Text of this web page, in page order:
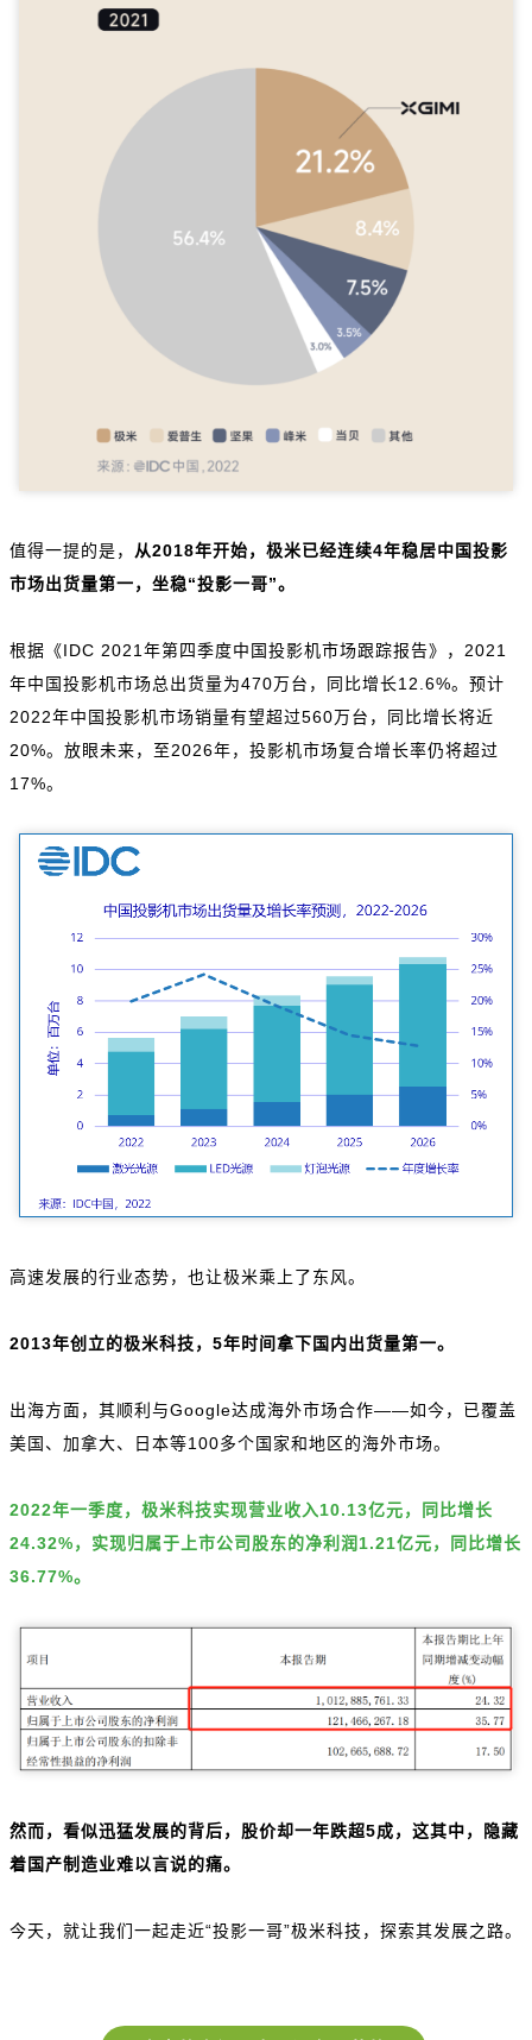
值得一提的是， 从2018年开始，极米已经连续4年稳居中国投影
市场出货量第一，坐稳“投影一哥”。
根据《IDC 2021年第四季度中国投影机市场跟踪报告》，2021
年中国投影机市场总出货量为470万台，同比增长12.6%。预计
2022年中国投影机市场销量有望超过560万台，同比增长将近
20%。放眼未来，至2026年，投影机市场复合增长率仍将超过
17%。
高速发展的行业态势，也让极米乘上了东风。
2013年创立的极米科技，5年时间拿下国内出货量第一。
出海方面，其顺利与Google达成海外市场合作——如今，已覆盖
美国、加拿大、日本等100多个国家和地区的海外市场。
2022年一季度，极米科技实现营业收入10.13亿元，同比增长
24.32%，实现归属于上市公司股东的净利润1.21亿元，同比增长
36.77%。
然而，看似迅猛发展的背后，股价却一年跌超5成，这其中，隐藏
着国产制造业难以言说的痛。
今天，就让我们一起走近“投影一哥”极米科技，探索其发展之路。